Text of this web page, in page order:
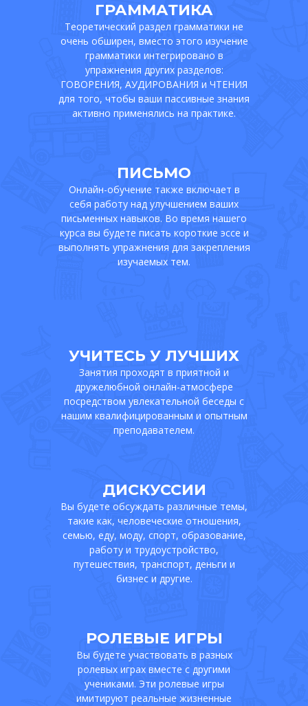
ГРАММАТИКА
Теоретический раздел грамматики не
очень обширен, вместо этого изучение
грамматики интегрировано в
упражнения других разделов:
ГОВОРЕНИЯ, АУДИРОВАНИЯ и ЧТЕНИЯ
для того, чтобы ваши пассивные знания
активно применялись на практике.
ПИСЬМО
Онлайн-обучение также включает в
себя работу над улучшением ваших
письменных навыков. Во время нашего
курса вы будете писать короткие эссе и
выполнять упражнения для закрепления
изучаемых тем.
УЧИТЕСЬ У ЛУЧШИХ
Занятия проходят в приятной и
дружелюбной онлайн-атмосфере
посредством увлекательной беседы с
нашим квалифицированным и опытным
преподавателем.
ДИСКУССИИ
Вы будете обсуждать различные темы,
такие как, человеческие отношения,
семью, еду, моду, спорт, образование,
работу и трудоустройство,
путешествия, транспорт, деньги и
бизнес и другие.
РОЛЕВЫЕ ИГРЫ
Вы будете участвовать в разных
ролевых играх вместе с другими
учениками. Эти ролевые игры
имитируют реальные жизненные